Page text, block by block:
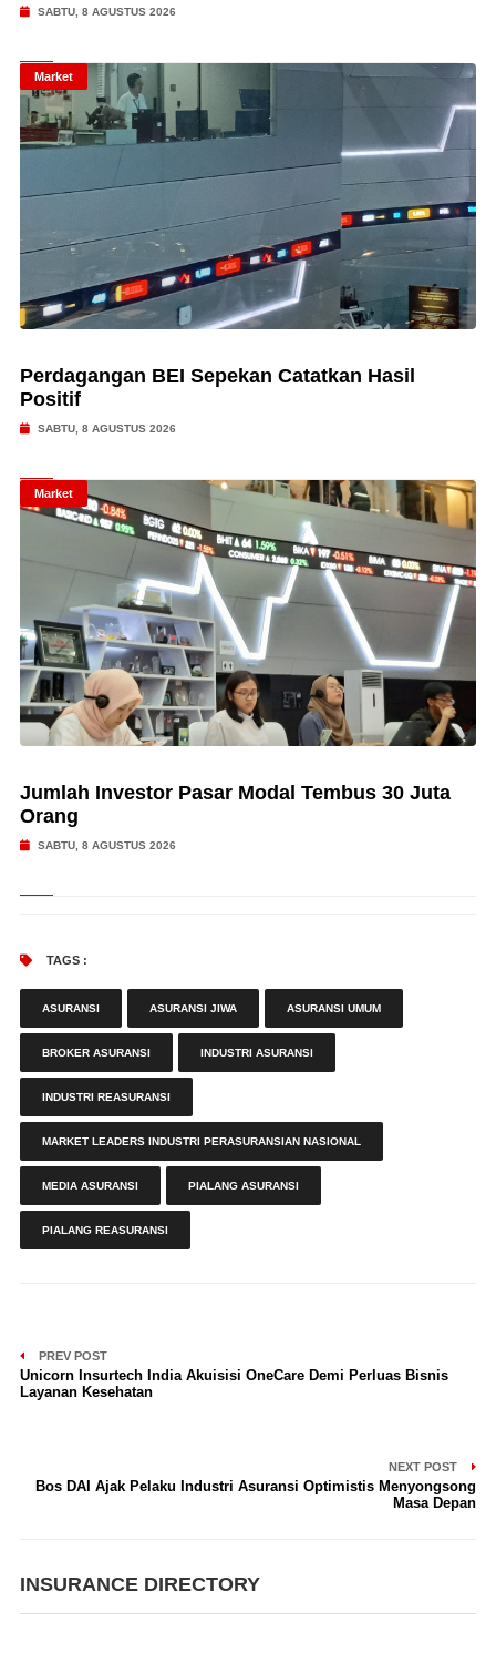
SABTU, 8 AGUSTUS 2026
Market
Perdagangan BEI Sepekan Catatkan Hasil
Positif
SABTU, 8 AGUSTUS 2026
Market
Jumlah Investor Pasar Modal Tembus 30 Juta
Orang
SABTU, 8 AGUSTUS 2026
TAGS :
ASURANSI ASURANSI JIWA ASURANSI UMUM
BROKER ASURANSI INDUSTRI ASURANSI
INDUSTRI REASURANSI
MARKET LEADERS INDUSTRI PERASURANSIAN NASIONAL
MEDIA ASURANSI PIALANG ASURANSI
PIALANG REASURANSI
PREV POST
Unicorn Insurtech India Akuisisi OneCare Demi Perluas Bisnis
Layanan Kesehatan
NEXT POST
Bos DAI Ajak Pelaku Industri Asuransi Optimistis Menyongsong
Masa Depan
INSURANCE DIRECTORY